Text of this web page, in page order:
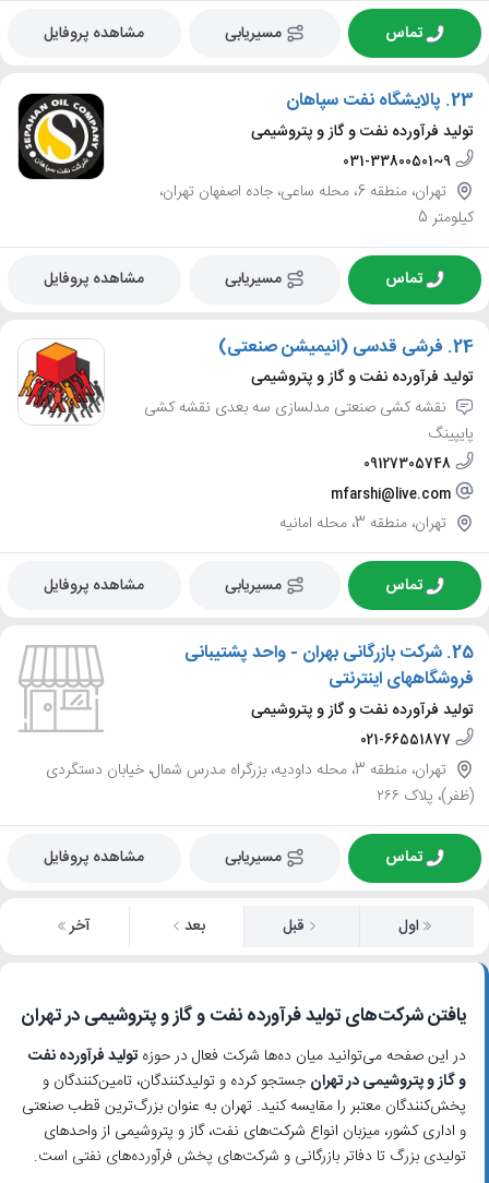
تماس مسیریابی مشاهده پروفایل
23. پالایشگاه نفت سپاهان
تولید فرآورده نفت و گاز و پتروشیمی
031-33800501~9
تهران، منطقه 6، محله ساعی، جاده اصفهان تهران،
کیلومتر 5
تماس مسیریابی مشاهده پروفایل
24. فرشی قدسی (انیمیشن صنعتی)
تولید فرآورده نفت و گاز و پتروشیمی
نقشه کشی صنعتی مدلسازی سه بعدی نقشه کشی
پایپینگ
09127305748
mfarshi@live.com
تهران، منطقه 3، محله امانیه
تماس مسیریابی مشاهده پروفایل
25. شرکت بازرگانی بهران - واحد پشتیبانی
فروشگاههای اینترنتی
تولید فرآورده نفت و گاز و پتروشیمی
021-66551877
تهران، منطقه 3، محله داودیه، بزرگراه مدرس شمال، خیابان دستگردی
(ظفر)، پلاک ۲۶۶
تماس مسیریابی مشاهده پروفایل
اول قبل بعد آخر
یافتن شرکت‌های تولید فرآورده نفت و گاز و پتروشیمی در تهران
در این صفحه می‌توانید میان ده‌ها شرکت فعال در حوزهتولید فرآورده نفت
و گاز و پتروشیمی در تهران جستجو کرده و تولیدکنندگان، تامین‌کنندگان و
پخش‌کنندگان معتبر را مقایسه کنید. تهران به عنوان بزرگ‌ترین قطب صنعتی
و اداری کشور، میزبان انواع شرکت‌های نفت، گاز و پتروشیمی از واحدهای
تولیدی بزرگ تا دفاتر بازرگانی و شرکت‌های پخش فرآورده‌های نفتی است.